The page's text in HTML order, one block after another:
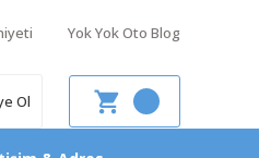
Yok Yok Oto Blog
Ol